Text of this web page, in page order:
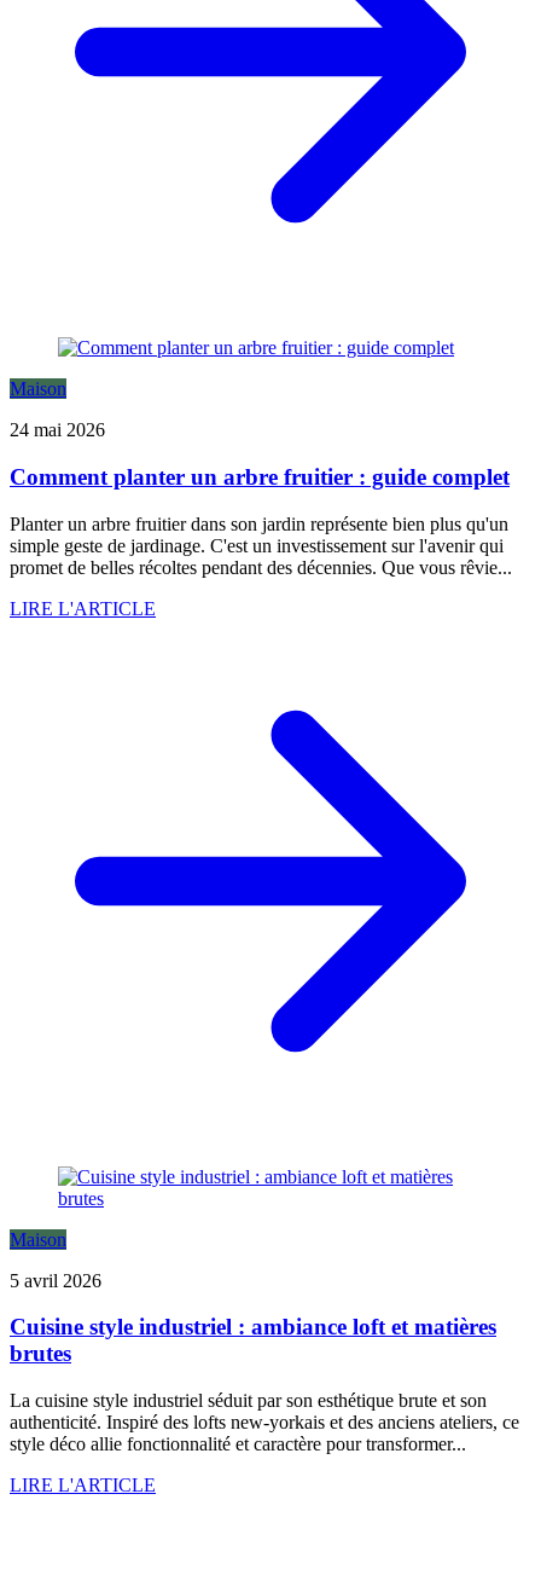
Maison
24 mai 2026
Comment planter un arbre fruitier : guide complet
Planter un arbre fruitier dans son jardin représente bien plus qu'un
simple geste de jardinage. C'est un investissement sur l'avenir qui
promet de belles récoltes pendant des décennies. Que vous rêvie...
LIRE L'ARTICLE
Maison
5 avril 2026
Cuisine style industriel : ambiance loft et matières
brutes
La cuisine style industriel séduit par son esthétique brute et son
authenticité. Inspiré des lofts new-yorkais et des anciens ateliers, ce
style déco allie fonctionnalité et caractère pour transformer...
LIRE L'ARTICLE